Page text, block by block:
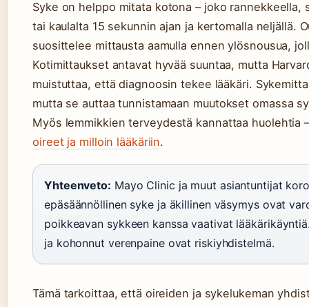
Syke on helppo mitata kotona – joko
tai kaulalta 15 sekunnin ajan ja kertomalla neljällä.
suosittelee mittausta aamulla ennen ylösnousua,
Kotimittaukset antavat hyvää suuntaa, mutta
muistuttaa, että diagnoosin tekee lääkäri.
mutta se auttaa tunnistamaan muutokset omassa
Myös lemmikkien terveydestä kannattaa huolehtia
oireet ja milloin lääkäriin.
Yhteenveto: Mayo Clinic ja muut asiantuntijat
epäsäännöllinen syke ja äkillinen väsymys ovat
poikkeavan sykkeen kanssa vaativat
ja kohonnut verenpaine ovat riskiyhdistelmä.
Tämä tarkoittaa, että oireiden ja sykelukeman